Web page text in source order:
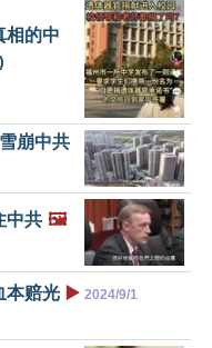
相的中
崩中共
中共 🖼️
本赔光 ▶️ 2024/9/1